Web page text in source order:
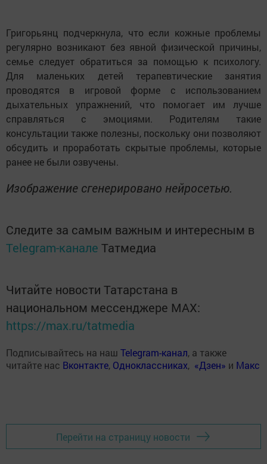
Григорьянц подчеркнула, что если кожные проблемы
регулярно возникают без явной физической причины,
семье следует обратиться за помощью к психологу.
Для маленьких детей терапевтические занятия
проводятся в игровой форме с использованием
дыхательных упражнений, что помогает им лучше
справляться с эмоциями. Родителям такие
консультации также полезны, поскольку они позволяют
обсудить и проработать скрытые проблемы, которые
ранее не были озвучены.
Изображение сгенерировано нейросетью.
Следите за самым важным и интересным в
Telegram-канале Татмедиа
Читайте новости Татарстана в
национальном мессенджере MАХ:
https://max.ru/tatmedia
Подписывайтесь на наш Telegram-канал, а также
читайте нас Вконтакте, Одноклассниках, «Дзен» и Макс
Перейти на страницу новости